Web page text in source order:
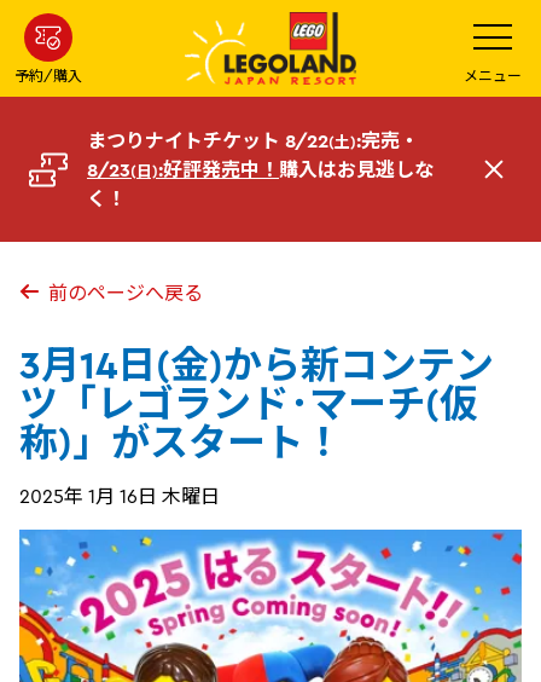
ン
コ
へ
予約/購入
メ
ニ
ュ
ー
を
開
メニュー
まつりナイトチケット 8/22(土):完売・
8/23(日):好評発売中！ 購入はお見逃しな
く！
閉
前のページへ戻る
3月14日(金)から新コンテン
ツ「レゴランド･マーチ(仮
称)」がスタート！
2025年 1月 16日 木曜日